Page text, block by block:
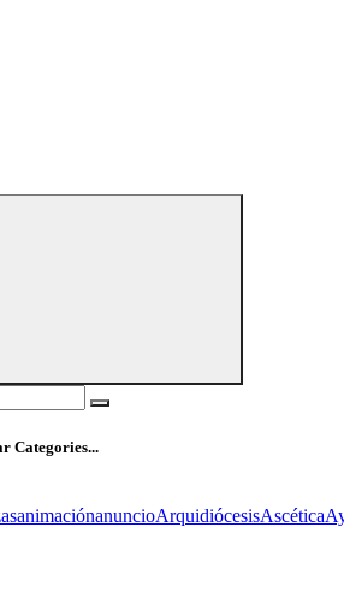
Categories...
animaciónanuncioArquidiócesisAscética